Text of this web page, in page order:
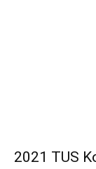
2021 TUS